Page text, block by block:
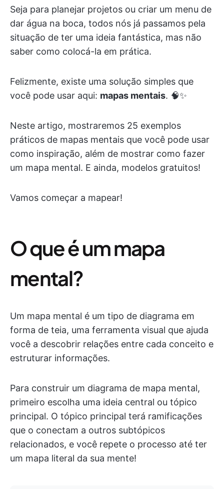
Seja para planejar projetos ou criar um menu de
dar água na boca, todos nós já passamos pela
situação de ter uma ideia fantástica, mas não
saber como colocá-la em prática.
Felizmente, existe uma solução simples que
você pode usar aqui: mapas mentais. 🧠✨
Neste artigo, mostraremos 25 exemplos
práticos de mapas mentais que você pode usar
como inspiração, além de mostrar como fazer
um mapa mental. E ainda, modelos gratuitos!
Vamos começar a mapear!
O que é um mapa
mental?
Um mapa mental é um tipo de diagrama em
forma de teia, uma ferramenta visual que ajuda
você a descobrir relações entre cada conceito e
estruturar informações.
Para construir um diagrama de mapa mental,
primeiro escolha uma ideia central ou tópico
principal. O tópico principal terá ramificações
que o conectam a outros subtópicos
relacionados, e você repete o processo até ter
um mapa literal da sua mente!